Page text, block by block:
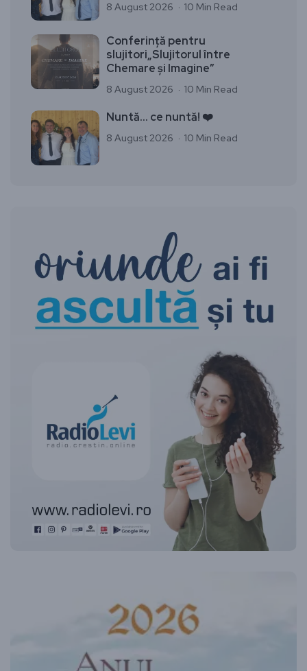
8 August 2026 10 Min Read
Conferință pentru
slujitori„Slujitorul între
Chemare și Imagine”
8 August 2026 10 Min Read
Nuntă… ce nuntă! ❤️
8 August 2026 10 Min Read